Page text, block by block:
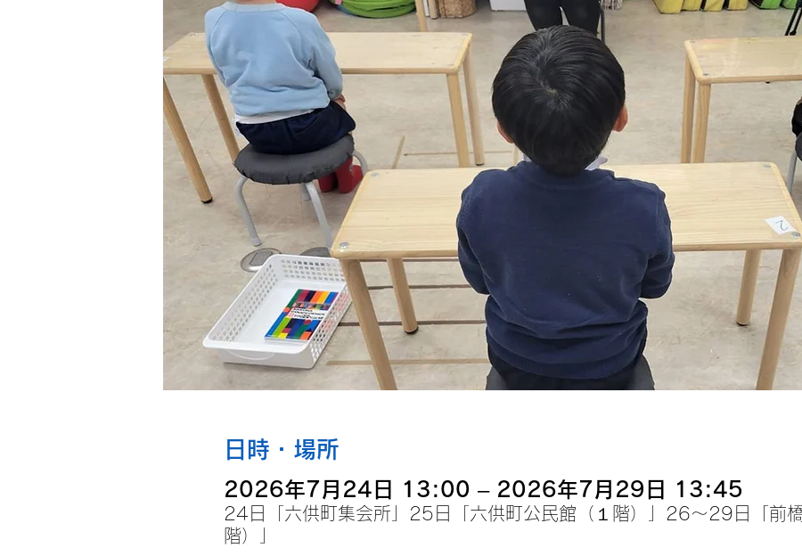
日時・場所
2026年7月24日 13:00 – 2026年7月29日 13:45
24日「六供町集会所」25日「六供町公民館（１階）」26～29日「前
階）」